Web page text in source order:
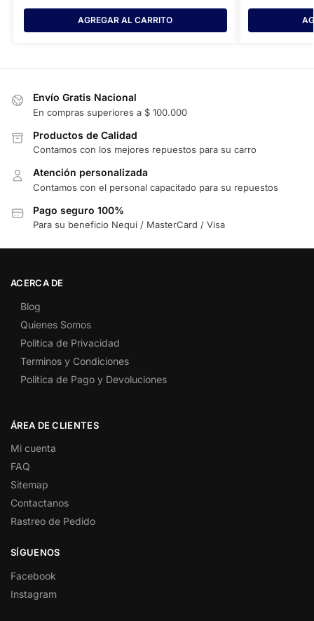
AGREGAR AL CARRITO
Envío Gratis Nacional
En compras superiores a $ 100.000
Productos de Calidad
Contamos con los mejores repuestos para su carro
Atención personalizada
Contamos con el personal capacitado para su repuestos
Pago seguro 100%
Para su beneficio Nequi / MasterCard / Visa
ACERCA DE
Blog
Quienes Somos
Politica de Privacidad
Terminos y Condiciones
Politica de Pago y Devoluciones
ÁREA DE CLIENTES
Mi cuenta
FAQ
Sitemap
Contactanos
Rastreo de Pedido
SÍGUENOS
Facebook
Instagram